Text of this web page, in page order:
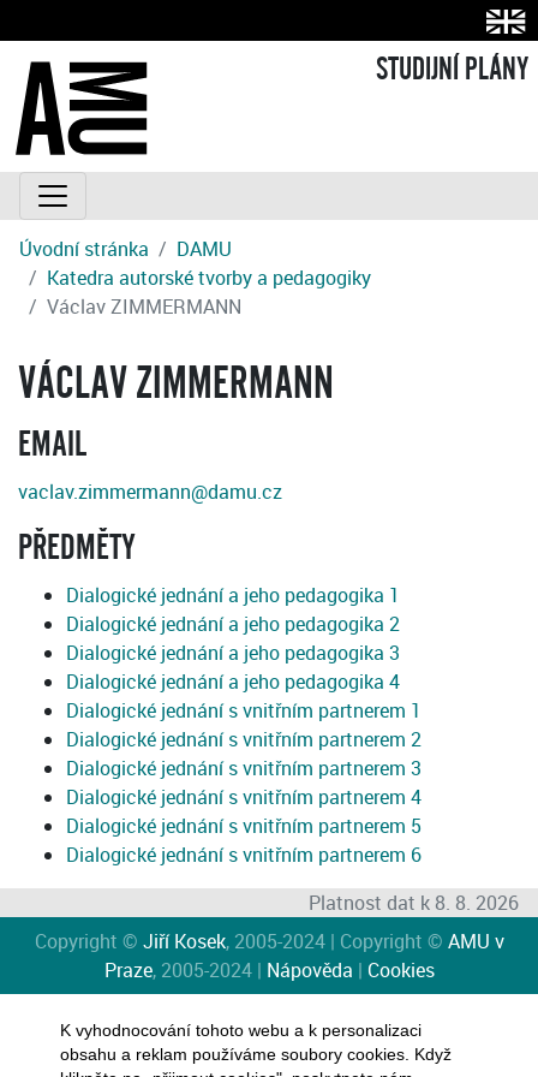
STUDIJNÍ PLÁNY
Úvodní stránka
DAMU
Katedra autorské tvorby a pedagogiky
Václav ZIMMERMANN
VÁCLAV ZIMMERMANN
EMAIL
vaclav.zimmermann@damu.cz
PŘEDMĚTY
Dialogické jednání a jeho pedagogika 1
Dialogické jednání a jeho pedagogika 2
Dialogické jednání a jeho pedagogika 3
Dialogické jednání a jeho pedagogika 4
Dialogické jednání s vnitřním partnerem 1
Dialogické jednání s vnitřním partnerem 2
Dialogické jednání s vnitřním partnerem 3
Dialogické jednání s vnitřním partnerem 4
Dialogické jednání s vnitřním partnerem 5
Dialogické jednání s vnitřním partnerem 6
Platnost dat k 8. 8. 2026
Copyright © Jiří Kosek, 2005-2024 | Copyright © AMU v
Praze, 2005-2024 | Nápověda | Cookies
K vyhodnocování tohoto webu a k personalizaci
obsahu a reklam používáme soubory cookies. Když